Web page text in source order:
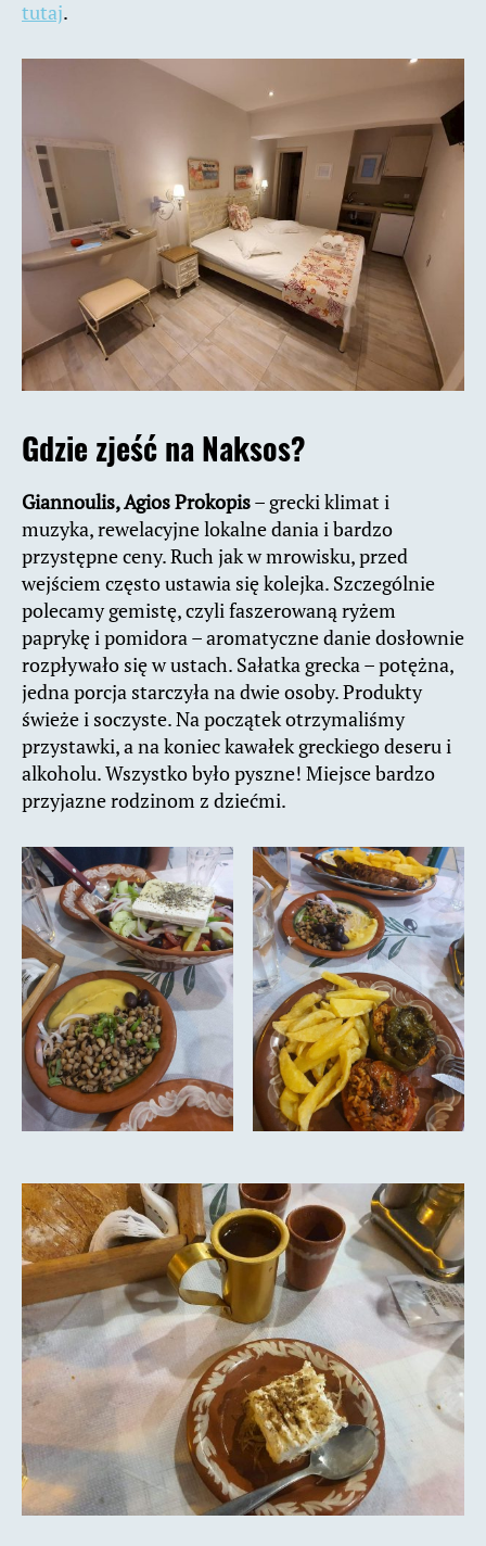
tutaj.
Gdzie zjeść na Naksos?
Giannoulis, Agios Prokopis– grecki klimat i
muzyka, rewelacyjne lokalne dania i bardzo
przystępne ceny. Ruch jak w mrowisku, przed
wejściem często ustawia się kolejka. Szczególnie
polecamy gemistę, czyli faszerowaną ryżem
paprykę i pomidora – aromatyczne danie dosłownie
rozpływało się w ustach. Sałatka grecka – potężna,
jedna porcja starczyła na dwie osoby. Produkty
świeże i soczyste. Na początek otrzymaliśmy
przystawki, a na koniec kawałek greckiego deseru i
alkoholu. Wszystko było pyszne! Miejsce bardzo
przyjazne rodzinom z dziećmi.